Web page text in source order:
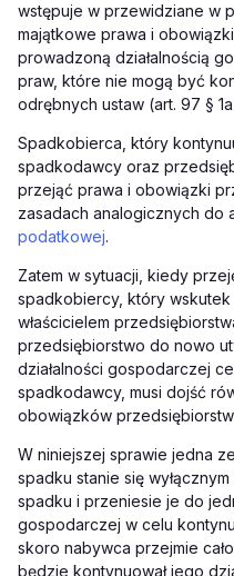
wstępuje w przewidziane w
majątkowe prawa i
prowadzoną działalnością
praw, które nie mogą być
odrębnych ustaw (art. 97 §
Spadkobierca, który
spadkodawcy oraz
przejąć prawa i obowiązki
zasadach analogicznych do
podatkowej.
Zatem w sytuacji, kiedy
spadkobiercy, który wskutek
właścicielem
przedsiębiorstwo do nowo
działalności gospodarczej
spadkodawcy, musi dojść
obowiązków
W niniejszej sprawie jedna
spadku stanie się
spadku i przeniesie je do
gospodarczej w celu
skoro nabywca przejmie
będzie kontynuował jego